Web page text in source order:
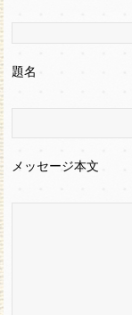
題名
メッセージ本文